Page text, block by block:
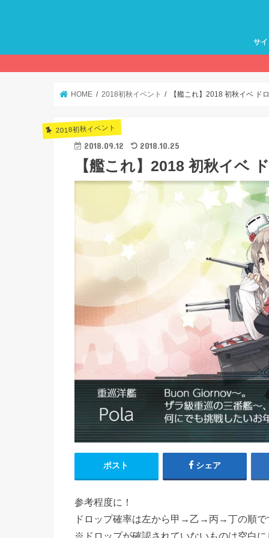
サ
HOME 2018初秋イベント 【艦これ】2018 初秋イベ ド
2018初秋イベント
2018.09.12 2018.10.25
【艦これ】2018 初秋イベ
ポスト シェア
参考程度に！
ドロップ確率は左から甲→乙→丙→丁の順で
※ドロップが確認されていないものは空白